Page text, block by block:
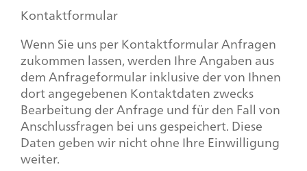
Kontaktformular
Wenn Sie uns per Kontaktformular Anfragen
zukommen lassen, werden Ihre Angaben aus
dem Anfrageformular inklusive der von Ihnen
dort angegebenen Kontaktdaten zwecks
Bearbeitung der Anfrage und für den Fall von
Anschlussfragen bei uns gespeichert. Diese
Daten geben wir nicht ohne Ihre Einwilligung
weiter.